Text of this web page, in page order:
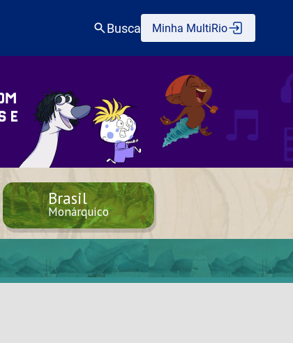
Busca Minha MultiRio
Brasil
Monárquico